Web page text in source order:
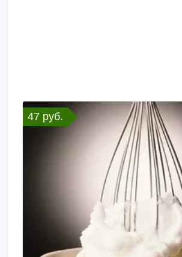
47 руб.